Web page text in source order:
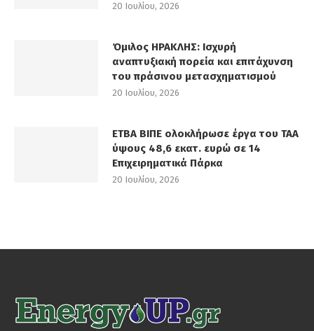
20 Ιουλίου, 2026
Όμιλος ΗΡΑΚΛΗΣ: Ισχυρή
αναπτυξιακή πορεία και επιτάχυνση
του πράσινου μετασχηματισμού
20 Ιουλίου, 2026
ΕΤΒΑ ΒΙΠΕ ολοκλήρωσε έργα του ΤΑΑ
ύψους 48,6 εκατ. ευρώ σε 14
Επιχειρηματικά Πάρκα
20 Ιουλίου, 2026